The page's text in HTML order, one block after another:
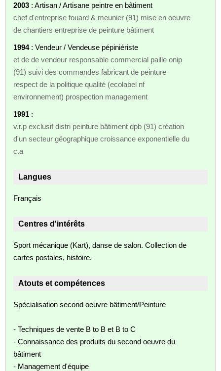
2003 : Artisan / Artisane peintre en bâtiment
chef d'entreprise fouard & meunier (91) mise en oeuvre
de chantiers entreprise de peinture bâtiment
1994: Vendeur / Vendeuse pépiniériste
et de de vendeur responsable commercial paille onip
(91) suivi des commandes fabricant de peinture
respect de la politique qualité (ecolabel nf
environnement) prospection management
1991 :
v.r.p exclusif distri peinture bâtiment dpb (91) création
d'un secteur géographique croissance exponentielle du
c.a
Langues
Français
Centres d'intérêts
Sport mécanique (Kart), danse de salon. Collection de
cartes postales, histoire.
Atouts et compétences
Spécialisation second oeuvre bâtiment/Peinture
- Techniques de vente B to B et B to C
- Connaissance des produits du second oeuvre du
bâtiment
- Management d'équipe